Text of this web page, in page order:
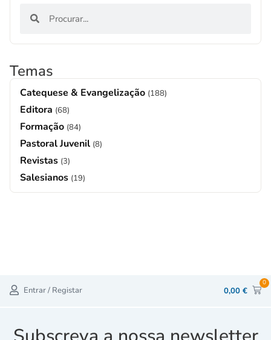
Temas
Catequese & Evangelização (188)
Editora (68)
Formação (84)
Pastoral Juvenil (8)
Revistas (3)
Salesianos (19)
Entrar / Registar 0,00 €
0